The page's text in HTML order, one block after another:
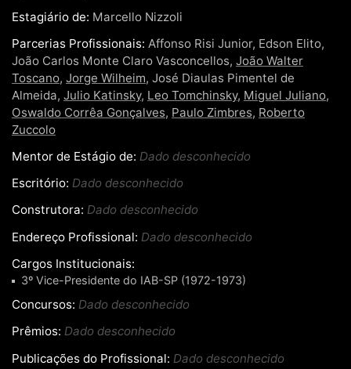
Estagiário de: Marcello Nizzoli
Parcerias Profissionais: Affonso Risi Junior, Edson Elito,
João Carlos Monte Claro Vasconcellos, João Walter
Toscano, Jorge Wilheim, José Diaulas Pimentel de
Almeida, Julio Katinsky, Leo Tomchinsky, Miguel Juliano,
Oswaldo Corrêa Gonçalves, Paulo Zimbres, Roberto
Zuccolo
Mentor de Estágio de: Dado desconhecido
Escritório: Dado desconhecido
Construtora: Dado desconhecido
Endereço Profissional: Dado desconhecido
Cargos Institucionais:
3º Vice-Presidente do IAB-SP (1972-1973)
Concursos: Dado desconhecido
Prêmios: Dado desconhecido
Publicações do Profissional: Dado desconhecido